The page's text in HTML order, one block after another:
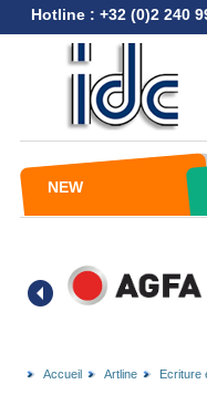
Hotline : +32 (0)2 240
NEW
Accueil Artline Ecriture